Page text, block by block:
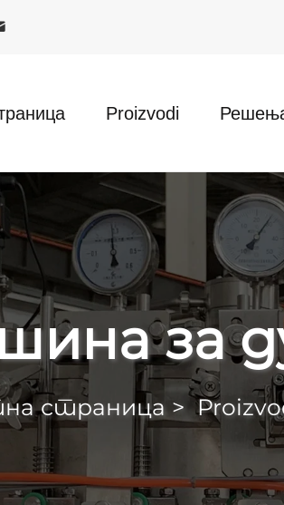
Proizvodi
за
страница >